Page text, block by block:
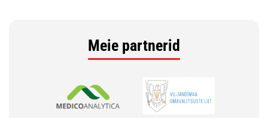
Meie partnerid